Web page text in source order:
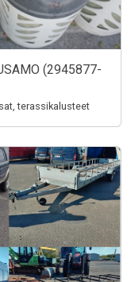
(2945877-
terassikalusteet